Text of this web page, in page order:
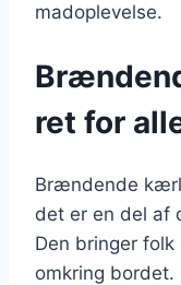
madoplevelse.
ret for
Brændende
det er en del af
Den bringer
omkring